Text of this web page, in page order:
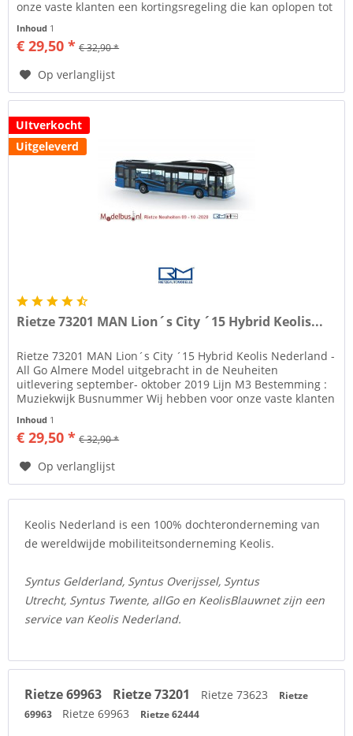
onze vaste klanten een kortingsregeling die kan oplopen tot
Inhoud 1
€ 29,50 * € 32,90 *
Op verlanglijst
UItverkocht
Uitgeleverd
Rietze 73201 MAN Lion´s City ´15 Hybrid Keolis...
Rietze 73201 MAN Lion´s City ´15 Hybrid Keolis Nederland -
All Go Almere Model uitgebracht in de Neuheiten
uitlevering september- oktober 2019 Lijn M3 Bestemming :
Muziekwijk Busnummer Wij hebben voor onze vaste klanten
Inhoud 1
€ 29,50 * € 32,90 *
Op verlanglijst
Keolis Nederland is een 100% dochteronderneming van
de wereldwijde mobiliteitsonderneming Keolis.
Syntus Gelderland, Syntus Overijssel, Syntus
Utrecht, Syntus Twente, allGo en KeolisBlauwnet zijn een
service van Keolis Nederland.
Rietze 69963 Rietze 73201 Rietze 73623
Rietze
69963
Rietze 69963 Rietze 62444